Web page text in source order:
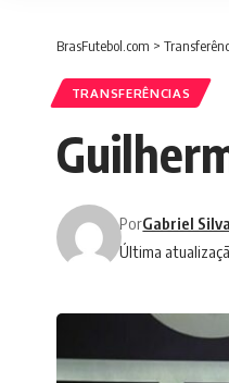
BrasFutebol.com >
TRANSFERÊNCIAS
Última
PorGabriel Silva